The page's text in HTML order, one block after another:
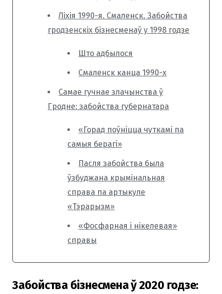
Ліхія 1990-я. Смаленск. Забойства
гродзенскіх бізнесменаў у 1998 годзе
Што адбылося
Смаленск канца 1990-х
Самае гучнае злачынства ў
Гродне: забойства губернатара
«Горад поўніцца чуткамі па
самыя берагі»
Пасля забойства была
ўзбуджана крымінальная
справа па артыкуле
«Тэрарызм»
«Фосфарная і нікелевая»
справы
Забойства бізнесмена ў 2020 годзе: